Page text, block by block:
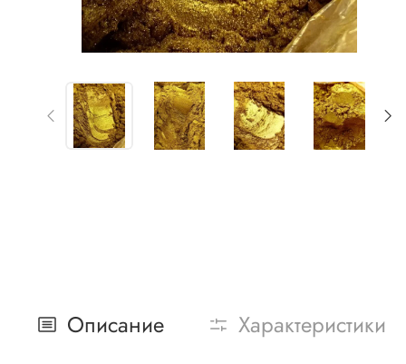
Описание Характеристики